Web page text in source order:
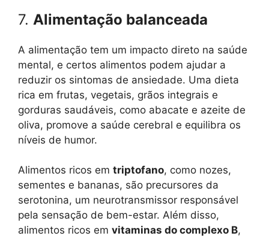
7. Alimentação balanceada
A alimentação tem um impacto direto na saúde
mental, e certos alimentos podem ajudar a
reduzir os sintomas de ansiedade. Uma dieta
rica em frutas, vegetais, grãos integrais e
gorduras saudáveis, como abacate e azeite de
oliva, promove a saúde cerebral e equilibra os
níveis de humor.
Alimentos ricos em triptofano, como nozes,
sementes e bananas, são precursores da
serotonina, um neurotransmissor responsável
pela sensação de bem-estar. Além disso,
alimentos ricos em vitaminas do complexo B,